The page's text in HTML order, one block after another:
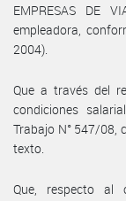
EMPRESAS DE
empleadora,
2004).
Que a través del
condiciones
Trabajo N° 547/08,
texto.
Que, respecto al